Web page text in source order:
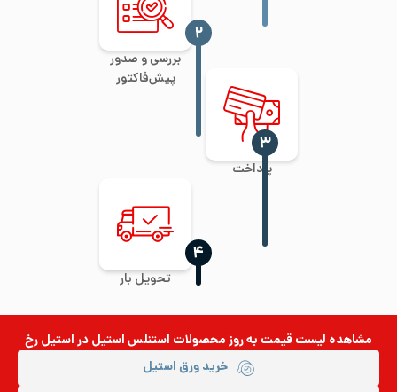
بررسی و صدور
پیش‌فاکتور
‍۲
پرداخت
‍۳
تحویل بار
‍۴
مشاهده لیست قیمت به روزمحصولات استنلس استیلدر استیل رخ
خرید ورق استیل